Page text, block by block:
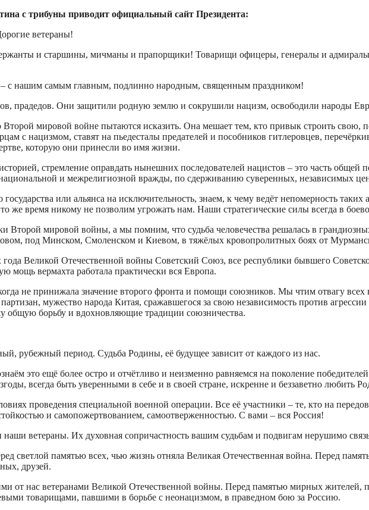
с трибуны приводит официальный сайт Президента:
ветераны!
и старшины, мичманы и прапорщики! Товарищи офицеры, генералы и
с нашим самым главным, подлинно народным, священным праздником!
прадедов. Они защитили родную землю и сокрушили нацизм, освободили народы
мировой войне пытаются исказить. Она мешает тем, кто привык строить
с нацизмом, ставят на пьедесталы предателей и пособников гитлеровцев,
которую они принесли во имя жизни.
стремление оправдать нынешних последователей нацистов – это часть
и межрелигиозной вражды, по сдерживанию суверенных, независимых
или альянса на исключительность, знаем, к чему ведёт непомерность таких
же время никому не позволим угрожать нам. Наши стратегические силы всегда в
Второй мировой войны, а мы помним, что судьба человечества решалась в
под Минском, Смоленском и Киевом, в тяжёлых кровопролитных боях от
Великой Отечественной войны Советский Союз, все республики бывшего
мощь вермахта работала практически вся Европа.
не принижала значение второго фронта и помощи союзников. Мы чтим отвагу всех
мужество народа Китая, сражавшегося за свою независимость против
общую борьбу и вдохновляющие традиции союзничества.
рубежный период. Судьба Родины, её будущее зависит от каждого из нас.
это ещё более остро и отчётливо и неизменно равняемся на поколение
всегда быть уверенными в себе и в своей стране, искренне и беззаветно любить
проведения специальной военной операции. Все её участники – те, кто на
и самопожертвованием, самоотверженностью. С вами – вся Россия!
наши ветераны. Их духовная сопричастность вашим судьбам и подвигам нерушимо
светлой памятью всех, чью жизнь отняла Великая Отечественная война. Перед
друзей.
от нас ветеранами Великой Отечественной войны. Перед памятью мирных жителей,
товарищами, павшими в борьбе с неонацизмом, в праведном бою за Россию.